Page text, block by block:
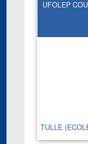
UFOLEP
TULLE